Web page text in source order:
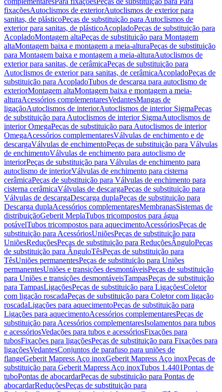
fixaçõesAutoclismos de exteriorAutoclismos de exterior para
sanitas, de plásticoPeças de substituição para Autoclismos de
exterior para sanitas, de plásticoAcopladoPeças de substituição para
AcopladoMontagem altaPeças de substituição para Montagem
altaMontagem baixa e montagem a meia-alturaPeças de substituição
para Montagem baixa e montagem a meia-alturaAutoclismos de
exterior para sanitas, de cerâmicaPeças de substituição para
Autoclismos de exterior para sanitas, de cerâmicaAcopladoPeças de
substituição para AcopladoTubos de descarga para autoclismo de
exteriorMontagem altaMontagem baixa e montagem a meia-
alturaAcessórios complementaresVedantesMangas de
ligaçãoAutoclismos de interiorAutoclismos de interior SigmaPeças
de substituição para Autoclismos de interior SigmaAutoclismos de
interior OmegaPeças de substituição para Autoclismos de interior
OmegaAcessórios complementaresVálvulas de enchimento e de
descargaVálvulas de enchimentoPeças de substituição para Válvulas
de enchimentoVálvulas de enchimento para autoclismo de
interiorPeças de substituição para Válvulas de enchimento para
autoclismo de interiorVálvulas de enchimento para cisterna
cerâmicaPeças de substituição para Válvulas de enchimento para
cisterna cerâmicaVálvulas de descargaPeças de substituição para
Válvulas de descargaDescarga duplaPeças de substituição para
Descarga duplaAcessórios complementaresMembranasSistemas de
distribuiçãoGeberit MeplaTubos tricompostos para água
potávelTubos tricompostos para aquecimentoAcessóriosPeças de
substituição para AcessóriosUniõesPeças de substituição para
UniõesReduçõesPeças de substituição para ReduçõesÂnguloPeças
de substituição para ÂnguloTêsPeças de substituição para
TêsUniões permanentesPeças de substituição para Uniões
permanentesUniões e transições desmontáveisPeças de substituição
para Uniões e transições desmontáveisTampasPeças de substituição
para TampasLigaçõesPeças de substituição para LigaçõesColetor
com ligação roscadaPeças de substituição para Coletor com ligação
roscadaLigações para aquecimentoPeças de substituição para
Ligações para aquecimentoAcessórios complementaresPeças de
substituição para Acessórios complementaresIsolamentos para tubos
e acessóriosVedações para tubos e acessóriosFixações para
tubosFixações para ligaçõesPeças de substituição para Fixações para
ligaçõesVedantesConjuntos de parafuso para uniões de
flangeGeberit Mapress Aço inoxGeberit Mapress Aço inoxPeças de
substituição para Geberit Mapress Aço inoxTubos 1.4401Pontas de
tuboPontas de abocardarPeças de substituição para Pontas de
abocardarReduçõesPeças de substituição para